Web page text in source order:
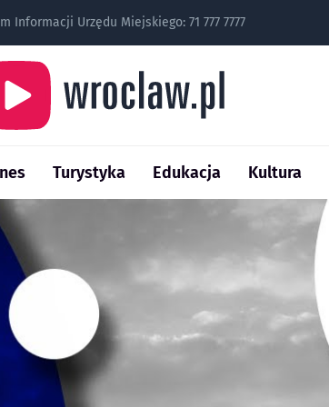
Informacji Urzędu Miejskiego: 71 777 7777
Turystyka Edukacja Kultura